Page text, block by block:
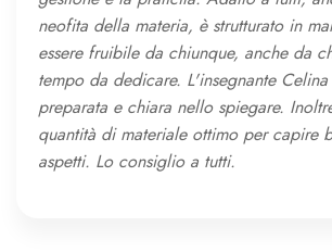
neofita della materia, è strutturato in
essere fruibile da chiunque, anche da
tempo da dedicare. L'insegnante Celina
preparata e chiara nello spiegare.
quantità di materiale ottimo per capire
aspetti. Lo consiglio a tutti.